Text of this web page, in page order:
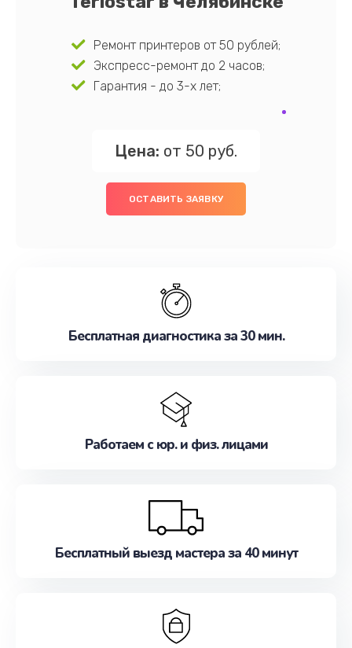
Ремонт принтеров от 50 рублей;
Экспресс-ремонт до 2 часов;
Гарантия - до 3-х лет;
Цена: от 50 руб.
ОСТАВИТЬ ЗАЯВКУ
Бесплатная диагностика за 30 мин.
Работаем с юр. и физ. лицами
Бесплатный выезд мастера за 40 минут